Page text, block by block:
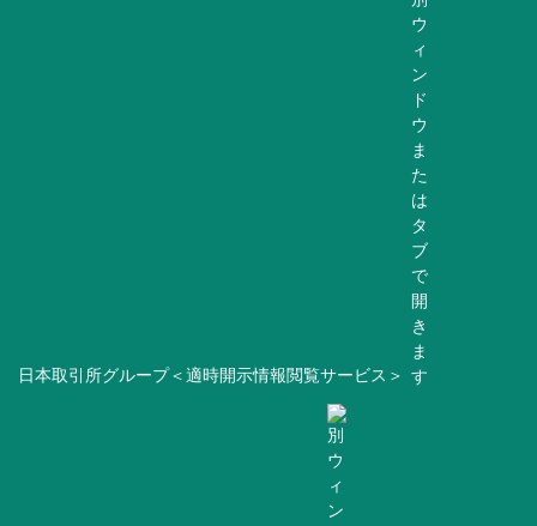
日本取引所グループ＜適時開示情報閲覧サービス＞